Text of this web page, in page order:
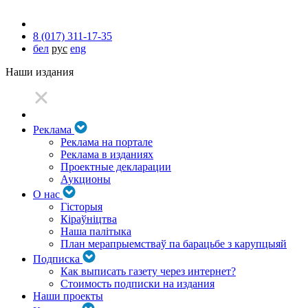
8 (017) 311-17-35
бел рус eng
Наши издания
Реклама
Реклама на портале
Реклама в изданиях
Проектные декларации
Аукционы
О нас
Гісторыя
Кіраўніцтва
Наша палітыка
План мерапрыемстваў па барацьбе з карупцыяй
Подписка
Как выписать газету через интернет?
Стоимость подписки на издания
Наши проекты